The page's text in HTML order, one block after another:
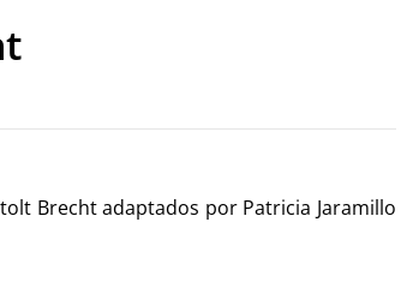
Brecht adaptados por Patricia Jaramillo